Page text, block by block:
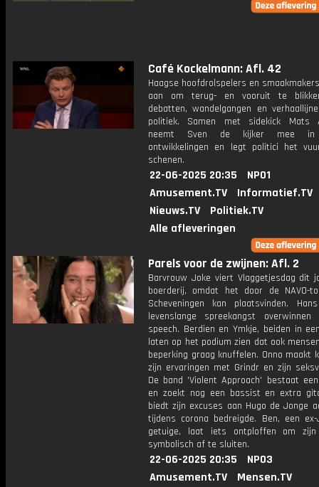
Café Kockelmann: Afl. 42
Haagse hoofdrolspelers en
aan om terug- en vooruit te
debatten, wandelgangen en
politiek. Samen met sidekick Mats
neemt Sven de kijker mee in
ontwikkelingen en legt politici het
schenen.
22-06-2025 20:35
NPO1
Amusement.TV
Informatief.TV
Nieuws.TV
Politiek.TV
Alle afleveringen
Parels voor de zwijnen: Afl. 2
Barvrouw Joke viert Vlaggetjesdag dit
boerderij, omdat het door de NAVO-
Scheveningen kan plaatsvinden.
levenslange spreekangst
speech. Berdien en Ymkje, beiden in
laten op het podium zien dat ook
beperking graag knuffelen. Onno maakt
zijn ervaringen met Grindr en zijn
De band 'Violent Approach' bestaat
en zoekt nog een bassist en extra
biedt zijn excuses aan Hugo de Jonge
tijdens corona bedreigde. Ben, een ex-
getuige, laat iets ontploffen om zijn
symbolisch af te sluiten.
22-06-2025 20:35
NPO3
Amusement.TV
Mensen.TV